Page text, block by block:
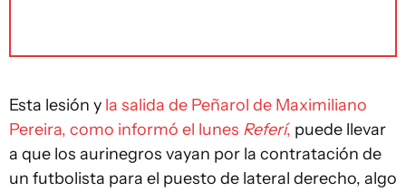
Esta lesión y la salida de Peñarol de Maximiliano
Pereira, como informó el lunes Referí, puede llevar
a que los aurinegros vayan por la contratación de
un futbolista para el puesto de lateral derecho, algo